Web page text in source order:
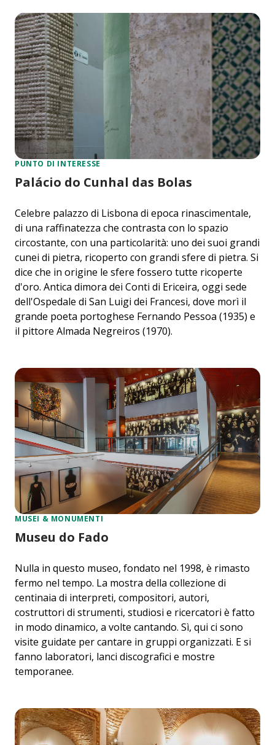
PUNTO DI INTERESSE
Palácio do Cunhal das Bolas
Celebre palazzo di Lisbona di epoca rinascimentale,
di una raffinatezza che contrasta con lo spazio
circostante, con una particolarità: uno dei suoi grandi
cunei di pietra, ricoperto con grandi sfere di pietra. Si
dice che in origine le sfere fossero tutte ricoperte
d'oro. Antica dimora dei Conti di Ericeira, oggi sede
dell'Ospedale di San Luigi dei Francesi, dove morì il
grande poeta portoghese Fernando Pessoa (1935) e
il pittore Almada Negreiros (1970).
MUSEI & MONUMENTI
Museu do Fado
Nulla in questo museo, fondato nel 1998, è rimasto
fermo nel tempo. La mostra della collezione di
centinaia di interpreti, compositori, autori,
costruttori di strumenti, studiosi e ricercatori è fatto
in modo dinamico, a volte cantando. Sì, qui ci sono
visite guidate per cantare in gruppi organizzati. E si
fanno laboratori, lanci discografici e mostre
temporanee.